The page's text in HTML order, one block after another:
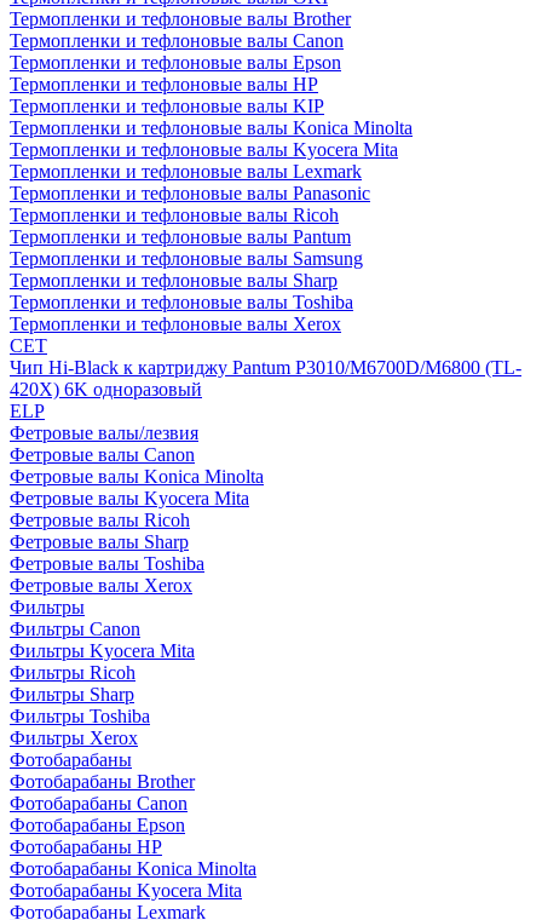
Термопленки и тефлоновые валы Brother
Термопленки и тефлоновые валы Canon
Термопленки и тефлоновые валы Epson
Термопленки и тефлоновые валы HP
Термопленки и тефлоновые валы KIP
Термопленки и тефлоновые валы Konica Minolta
Термопленки и тефлоновые валы Kyocera Mita
Термопленки и тефлоновые валы Lexmark
Термопленки и тефлоновые валы Panasonic
Термопленки и тефлоновые валы Ricoh
Термопленки и тефлоновые валы Pantum
Термопленки и тефлоновые валы Samsung
Термопленки и тефлоновые валы Sharp
Термопленки и тефлоновые валы Toshiba
Термопленки и тефлоновые валы Xerox
CET
Чип Hi-Black к картриджу Pantum P3010/M6700D/M6800 (TL-
420X) 6K одноразовый
ELP
Фетровые валы/лезвия
Фетровые валы Canon
Фетровые валы Konica Minolta
Фетровые валы Kyocera Mita
Фетровые валы Ricoh
Фетровые валы Sharp
Фетровые валы Toshiba
Фетровые валы Xerox
Фильтры
Фильтры Canon
Фильтры Kyocera Mita
Фильтры Ricoh
Фильтры Sharp
Фильтры Toshiba
Фильтры Xerox
Фотобарабаны
Фотобарабаны Brother
Фотобарабаны Canon
Фотобарабаны Epson
Фотобарабаны HP
Фотобарабаны Konica Minolta
Фотобарабаны Kyocera Mita
Фотобарабаны Lexmark